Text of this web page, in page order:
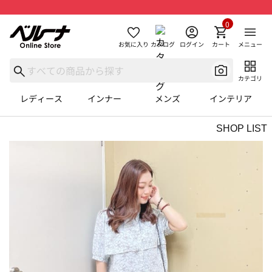
お気に入り カタログ ログイン カート
0
メニュー
カテゴリ
レディース インナー メンズ インテリア
SHOP LIST